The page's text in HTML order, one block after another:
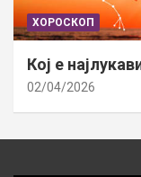
ХОРОСКОП
Кој е
02/04/2026